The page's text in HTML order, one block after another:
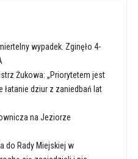
wypadek. Zginęło 4-
Żukowa: „Priorytetem jest
łatanie dziur z zaniedbań lat
na Jeziorze
do Rady Miejskiej w